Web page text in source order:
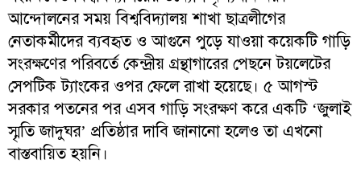
আন্দোলনের সময় বিশ্ববিদ্যালয় শাখা ছাত্রলীগের
নেতাকর্মীদের ব্যবহৃত ও আগুনে পুড়ে যাওয়া কয়েকটি গাড়ি
সংরক্ষণের পরিবর্তে কেন্দ্রীয় গ্রন্থাগারের পেছনে টয়লেটের
সেপটিক ট্যাংকের ওপর ফেলে রাখা হয়েছে। ৫ আগস্ট
সরকার পতনের পর এসব গাড়ি সংরক্ষণ করে একটি ‘জুলাই
স্মৃতি জাদুঘর’ প্রতিষ্ঠার দাবি জানানো হলেও তা এখনো
বাস্তবায়িত হয়নি।